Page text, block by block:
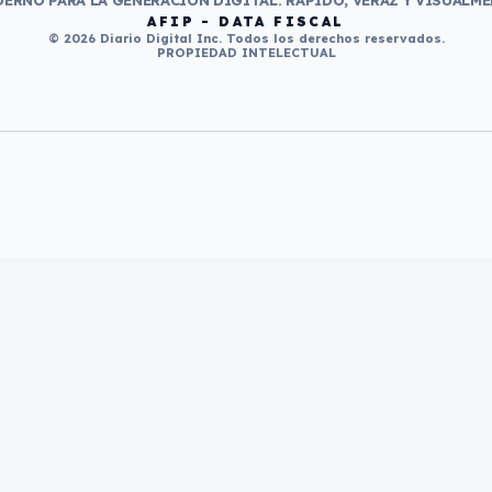
AFIP - DATA FISCAL
© 2026 Diario Digital Inc. Todos los derechos reservados.
PROPIEDAD INTELECTUAL